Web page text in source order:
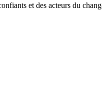
et des acteurs du